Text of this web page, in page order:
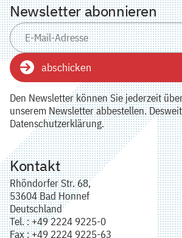
Newsletter abonnieren
abschicken
Den Newsletter können Sie jederzeit
unserem Newsletter abbestellen.
Datenschutzerklärung.
Kontakt
Rhöndorfer Str. 68,
53604 Bad Honnef
Deutschland
Tel. : +49 2224 9225-0
Fax : +49 2224 9225-63